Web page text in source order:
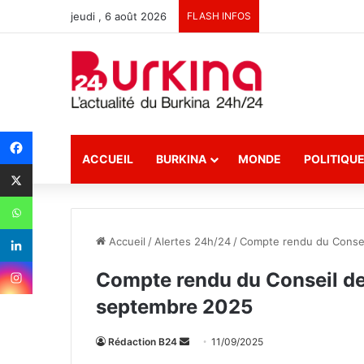
jeudi , 6 août 2026 FLASH INFOS
ACCUEIL BURKINA MONDE POLITIQUE
Accueil / Alertes 24h/24 /Compte rendu du
Compte rendu du Conseil
septembre 2025
Rédaction B24 11/09/2025